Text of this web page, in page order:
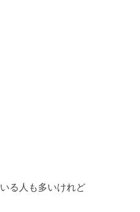
る人も多いけれど